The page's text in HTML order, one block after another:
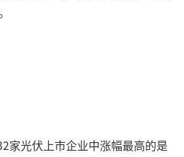
家光伏上市企业中涨幅最高的是